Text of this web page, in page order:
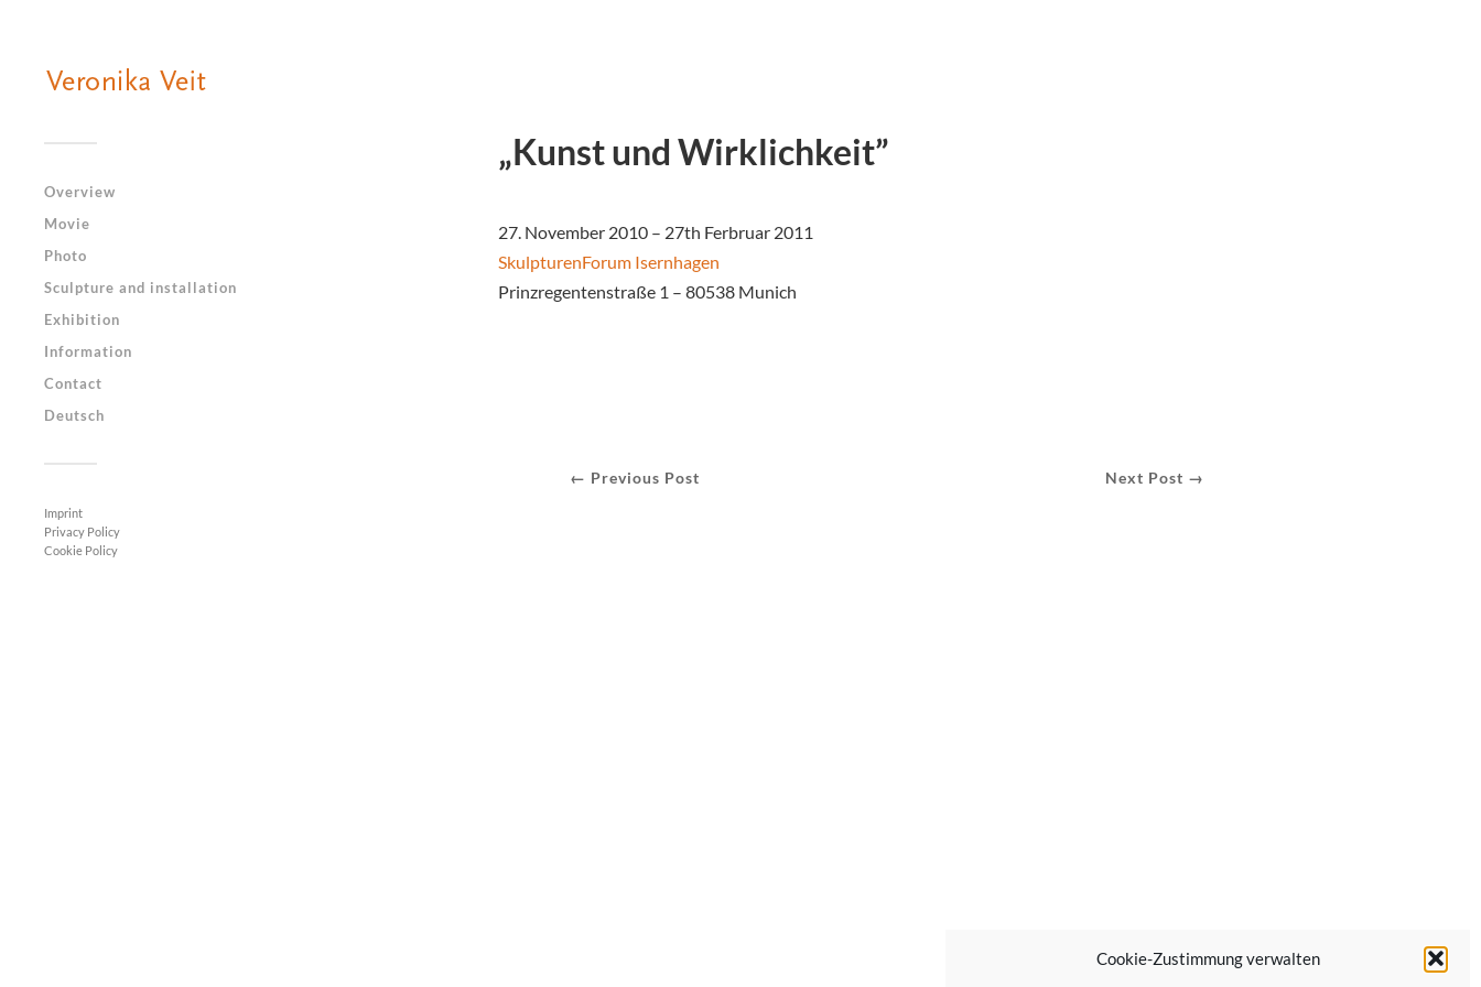
Cookie-Zustimmung verwalten
Overview
Movie
Photo
Sculpture and installation
Exhibition
Information
Contact
Deutsch
Imprint
Privacy Policy
Cookie Policy
„Kunst und Wirklichkeit”
27. November 2010 – 27th Ferbruar 2011
SkulpturenForum Isernhagen
Prinzregentenstraße 1 – 80538 Munich
← Previous Post Next Post →